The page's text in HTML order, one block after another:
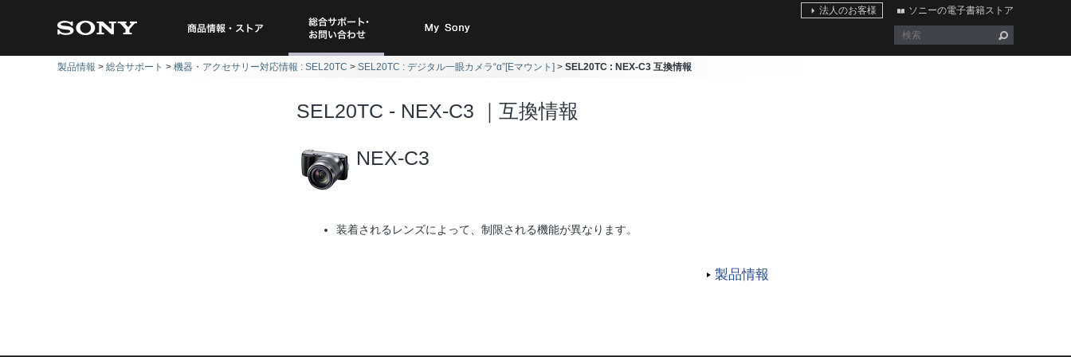
商品情報・ストア
総合サポート・お
My Sony
法人のお客様 ソニーの電子書籍ストア
製品情報 総合サポート 機器・アクセサリー対応情報 : SEL20TC SEL20TC : デジタル一眼カメラ“α”[Eマウント] SEL20TC : NEX-C3 互換情報
SEL20TC - NEX-C3 ｜互換情報
NEX-C3
装着されるレンズによって、制限される機能が異なります。
製品情報